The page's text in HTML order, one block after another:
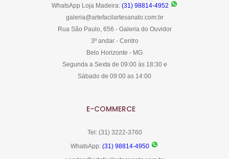
WhatsApp Loja Madeira: (31) 98814-4952
galeria@artefacilartesanato.com.br
Rua São Paulo, 656 - Galeria do Ouvidor
3º andar - Centro
Belo Horizonte - MG
Segunda a Sexta de 09:00 ás 18:30 e
Sábado de 09:00 as 14:00
E-COMMERCE
Tel: (31) 3222-3760
WhatsApp: (31) 98814-4950